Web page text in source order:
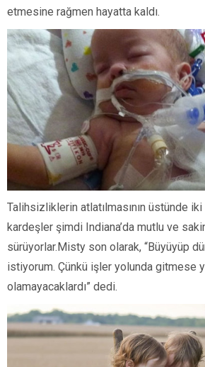
etmesine rağmen hayatta kaldı.
Talihsizliklerin atlatılmasının üstünde
kardeşler şimdi Indiana’da mutlu ve
sürüyorlar.Misty son olarak, “Büyüyüp
istiyorum. Çünkü işler yolunda gitmese
olamayacaklardı” dedi.